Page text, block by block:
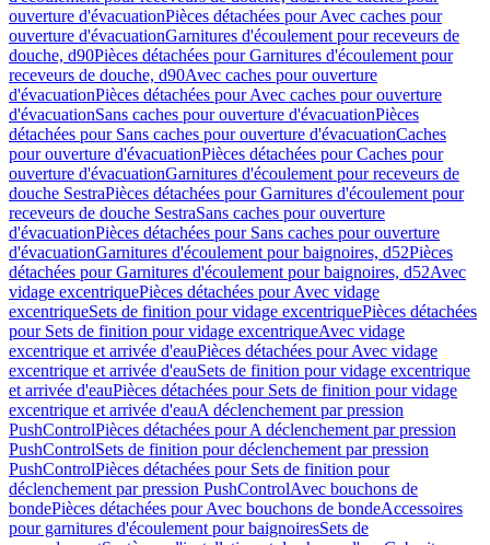
ouverture d'évacuationPièces détachées pour Avec caches pour
ouverture d'évacuationGarnitures d'écoulement pour receveurs de
douche, d90Pièces détachées pour Garnitures d'écoulement pour
receveurs de douche, d90Avec caches pour ouverture
d'évacuationPièces détachées pour Avec caches pour ouverture
d'évacuationSans caches pour ouverture d'évacuationPièces
détachées pour Sans caches pour ouverture d'évacuationCaches
pour ouverture d'évacuationPièces détachées pour Caches pour
ouverture d'évacuationGarnitures d'écoulement pour receveurs de
douche SestraPièces détachées pour Garnitures d'écoulement pour
receveurs de douche SestraSans caches pour ouverture
d'évacuationPièces détachées pour Sans caches pour ouverture
d'évacuationGarnitures d'écoulement pour baignoires, d52Pièces
détachées pour Garnitures d'écoulement pour baignoires, d52Avec
vidage excentriquePièces détachées pour Avec vidage
excentriqueSets de finition pour vidage excentriquePièces détachées
pour Sets de finition pour vidage excentriqueAvec vidage
excentrique et arrivée d'eauPièces détachées pour Avec vidage
excentrique et arrivée d'eauSets de finition pour vidage excentrique
et arrivée d'eauPièces détachées pour Sets de finition pour vidage
excentrique et arrivée d'eauA déclenchement par pression
PushControlPièces détachées pour A déclenchement par pression
PushControlSets de finition pour déclenchement par pression
PushControlPièces détachées pour Sets de finition pour
déclenchement par pression PushControlAvec bouchons de
bondePièces détachées pour Avec bouchons de bondeAccessoires
pour garnitures d'écoulement pour baignoiresSets de